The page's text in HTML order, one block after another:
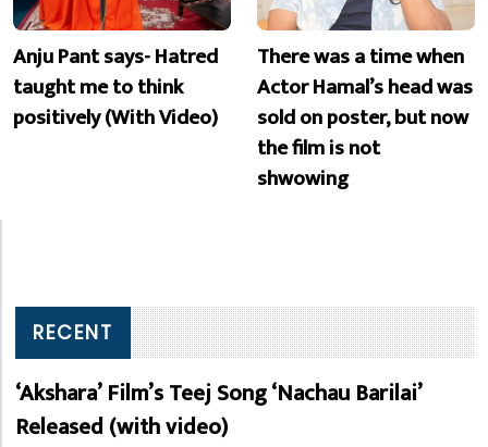
Anju Pant says- Hatred
taught me to think
positively (With Video)
There was a time when
Actor Hamal’s head was
sold on poster, but now
the film is not
shwowing
RECENT
‘Akshara’ Film’s Teej Song ‘Nachau Barilai’
Released (with video)